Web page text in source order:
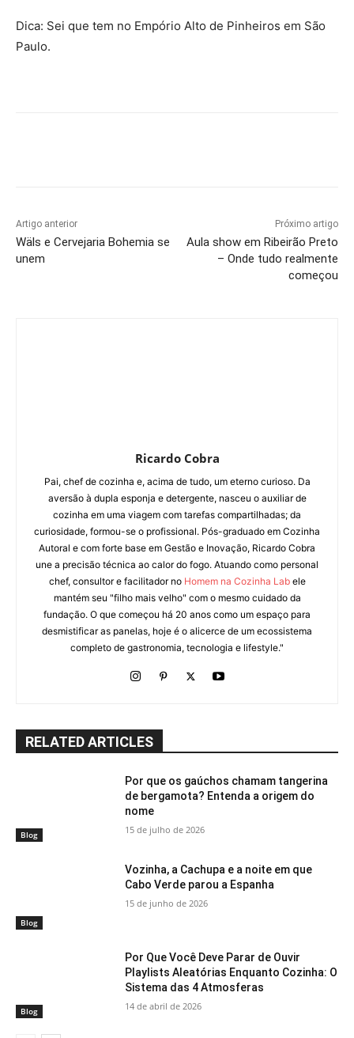
Dica: Sei que tem no Empório Alto de Pinheiros em São
Paulo.
Artigo anterior
Wäls e Cervejaria Bohemia se
unem
Próximo artigo
Aula show em Ribeirão Preto
– Onde tudo realmente
começou
Ricardo Cobra
Pai, chef de cozinha e, acima de tudo, um eterno curioso. Da
aversão à dupla esponja e detergente, nasceu o auxiliar de
cozinha em uma viagem com tarefas compartilhadas; da
curiosidade, formou-se o profissional. Pós-graduado em Cozinha
Autoral e com forte base em Gestão e Inovação, Ricardo Cobra
une a precisão técnica ao calor do fogo. Atuando como personal
chef, consultor e facilitador no Homem na Cozinha Labele
mantém seu "filho mais velho" com o mesmo cuidado da
fundação. O que começou há 20 anos como um espaço para
desmistificar as panelas, hoje é o alicerce de um ecossistema
completo de gastronomia, tecnologia e lifestyle."
RELATED ARTICLES
Blog
Por que os gaúchos chamam tangerina
de bergamota? Entenda a origem do
nome
15 de julho de 2026
Blog
Vozinha, a Cachupa e a noite em que
Cabo Verde parou a Espanha
15 de junho de 2026
Blog
Por Que Você Deve Parar de Ouvir
Playlists Aleatórias Enquanto Cozinha: O
Sistema das 4 Atmosferas
14 de abril de 2026